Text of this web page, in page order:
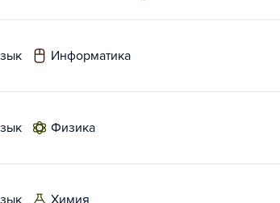
информатика
физика
химия